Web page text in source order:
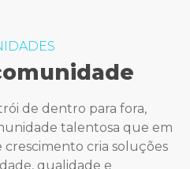
de dentro para fora,
talentosa que em
cria soluções
qualidade e